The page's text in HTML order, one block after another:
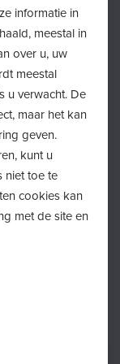
te zijn.
informatie in
meestal in
over u, uw
meestal
u verwacht. De
maar het kan
geven.
kunt u
niet toe te
cookies kan
met de site en
van
Ze